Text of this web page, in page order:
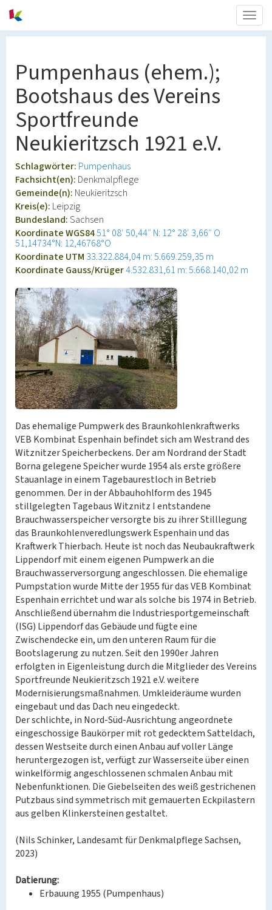
Pumpenhaus (ehem.);
Bootshaus des Vereins
Sportfreunde
Neukieritzsch 1921 e.V.
Schlagwörter: Pumpenhaus
Fachsicht(en): Denkmalpflege
Gemeinde(n): Neukieritzsch
Kreis(e): Leipzig
Bundesland:Sachsen
Koordinate WGS8451° 08′ 50,44″ N: 12° 28′ 3,66″ O
51,14734°N: 12,46768°O
Koordinate UTM 33.322.884,04 m: 5.669.259,35 m
Koordinate Gauss/Krüger4.532.831,61 m: 5.668.140,02 m
Das ehemalige Pumpwerk des Braunkohlenkraftwerks
VEB Kombinat Espenhain befindet sich am Westrand des
Witznitzer Speicherbeckens. Der am Nordrand der Stadt
Borna gelegene Speicher wurde 1954 als erste größere
Stauanlage in einem Tagebaurestloch in Betrieb
genommen. Der in der Abbauhohlform des 1945
stillgelegten Tagebaus Witznitz I entstandene
Brauchwasserspeicher versorgte bis zu ihrer Stilllegung
das Braunkohlenveredlungswerk Espenhain und das
Kraftwerk Thierbach. Heute ist noch das Neubaukraftwerk
Lippendorf mit einem eigenen Pumpwerk an die
Brauchwasserversorgung angeschlossen. Die ehemalige
Pumpstation wurde Mitte der 1955 für das VEB Kombinat
Espenhain errichtet und war als solche bis 1974 in Betrieb.
Anschließend übernahm die Industriesportgemeinschaft
(ISG) Lippendorf das Gebäude und fügte eine
Zwischendecke ein, um den unteren Raum für die
Bootslagerung zu nutzen. Seit den 1990er Jahren
erfolgten in Eigenleistung durch die Mitglieder des Vereins
Sportfreunde Neukieritzsch 1921 e.V. weitere
Modernisierungsmaßnahmen. Umkleideräume wurden
eingebaut und das Dach neu eingedeckt.
Der schlichte, in Nord-Süd-Ausrichtung angeordnete
eingeschossige Baukörper mit rot gedecktem Satteldach,
dessen Westseite durch einen Anbau auf voller Länge
heruntergezogen ist, verfügt zur Wasserseite über einen
winkelförmig angeschlossenen schmalen Anbau mit
Nebenfunktionen. Die Giebelseiten des weiß gestrichenen
Putzbaus sind symmetrisch mit gemauerten Eckpilastern
aus gelben Klinkersteinen gestaltet.
(Nils Schinker, Landesamt für Denkmalpflege Sachsen,
2023)
Datierung:
Erbauung 1955 (Pumpenhaus)